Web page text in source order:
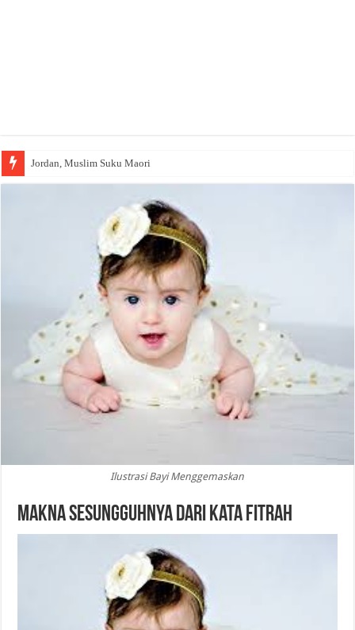
Jordan, Muslim Suku Maori
Ilustrasi Bayi Menggemaskan
Makna Sesungguhnya dari Kata Fitrah